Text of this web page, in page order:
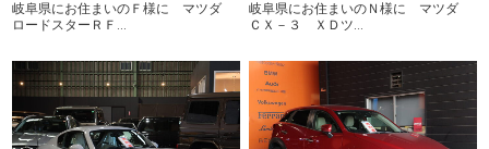
岐阜県にお住まいのＦ様に マツダ
ロードスターＲＦ…
岐阜県にお住まいのＮ様に マツダ
ＣＸ－３ ＸＤツ…